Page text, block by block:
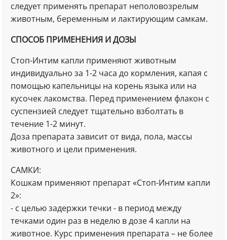
следует применять препарат неполовозрелым
животным, беременным и лактирующим самкам.
СПОСОБ ПРИМЕНЕНИЯ И ДОЗЫ
Стоп-Интим капли применяют животным
индивидуально за 1-2 часа до кормления, капая с
помощью капельницы на корень языка или на
кусочек лакомства. Перед применением флакон с
суспензией следует тщательно взболтать в
течение 1-2 минут.
Доза препарата зависит от вида, пола, массы
животного и цели применения.
САМКИ:
Кошкам применяют препарат «Стоп-Интим капли
2»:
- с целью задержки течки - в период между
течками один раз в неделю в дозе 4 капли на
животное. Курс применения препарата – не более